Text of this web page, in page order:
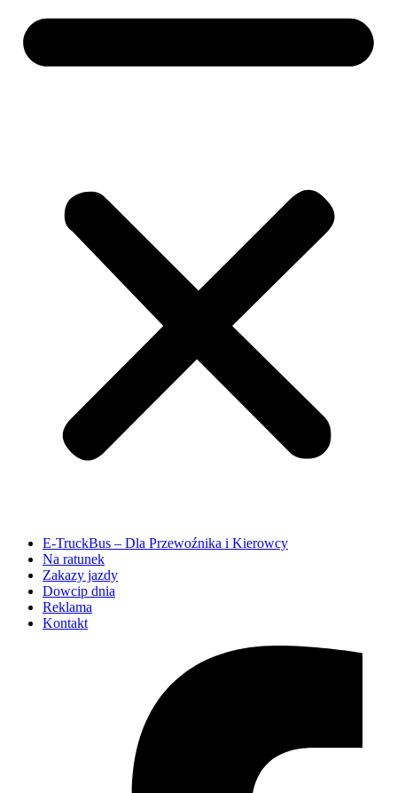
E-TruckBus – Dla Przewoźnika i Kierowcy
Na ratunek
Zakazy jazdy
Dowcip dnia
Reklama
Kontakt